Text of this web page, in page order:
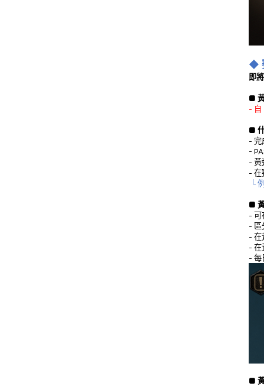
◆
即
■
- 自
■
- 完
-
- 黃
- 在
└
■
- 可
- 區
- 在
- 在
- 每
■